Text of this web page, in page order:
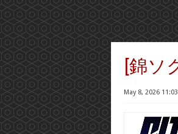
[錦ソ
May 8, 2026